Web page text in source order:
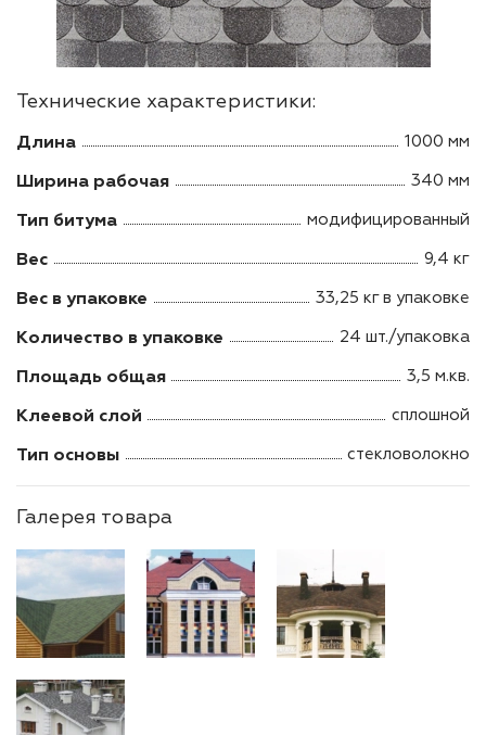
Технические характеристики:
Длина 1000 мм
Ширина рабочая 340 мм
Тип битума модифицированный
Вес 9,4 кг
Вес в упаковке 33,25 кг в упаковке
Количество в упаковке 24 шт./упаковка
Площадь общая 3,5 м.кв.
Клеевой слой сплошной
Тип основы стекловолокно
Галерея товара